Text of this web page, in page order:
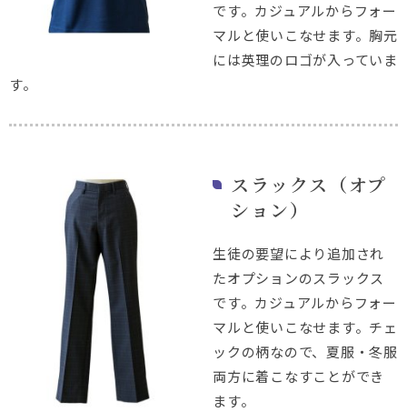
です。カジュアルからフォー
マルと使いこなせます。胸元
には英理のロゴが入っていま
す。
スラックス（オプ
ション）
生徒の要望により追加され
たオプションのスラックス
です。カジュアルからフォー
マルと使いこなせます。チェ
ックの柄なので、夏服・冬服
両方に着こなすことができ
ます。